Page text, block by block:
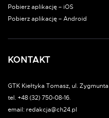
Pobierz aplikację – iOS
Pobierz aplikację – Android
KONTAKT
GTK Kiełtyka Tomasz, ul.
tel. +48 (32) 750-08-16.
email: redakcja@ch24.pl